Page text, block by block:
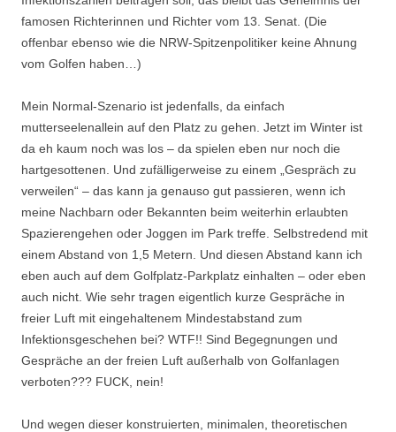
famosen Richterinnen und Richter vom 13. Senat. (Die
offenbar ebenso wie die NRW-Spitzenpolitiker keine Ahnung
vom Golfen haben…)
Mein Normal-Szenario ist jedenfalls, da einfach
mutterseelenallein auf den Platz zu gehen. Jetzt im Winter ist
da eh kaum noch was los – da spielen eben nur noch die
hartgesottenen. Und zufälligerweise zu einem „Gespräch zu
verweilen“ – das kann ja genauso gut passieren, wenn ich
meine Nachbarn oder Bekannten beim weiterhin erlaubten
Spazierengehen oder Joggen im Park treffe. Selbstredend mit
einem Abstand von 1,5 Metern. Und diesen Abstand kann ich
eben auch auf dem Golfplatz-Parkplatz einhalten – oder eben
auch nicht. Wie sehr tragen eigentlich kurze Gespräche in
freier Luft mit eingehaltenem Mindestabstand zum
Infektionsgeschehen bei? WTF!! Sind Begegnungen und
Gespräche an der freien Luft außerhalb von Golfanlagen
verboten??? FUCK, nein!
Und wegen dieser konstruierten, minimalen, theoretischen